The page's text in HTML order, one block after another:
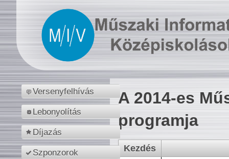
Versenyfelhívás
Lebonyolítás
Díjazás
Szponzorok
A 2014-es
programja
Kezdés